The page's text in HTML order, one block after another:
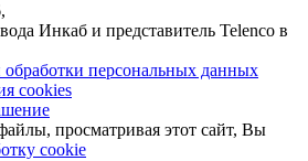
Инкаб и представитель Telenco в
персональных данных
cookies
просматривая этот сайт, Вы
cookie